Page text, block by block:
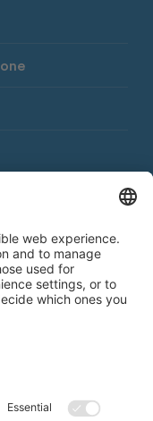
Agrario
Cooperativa